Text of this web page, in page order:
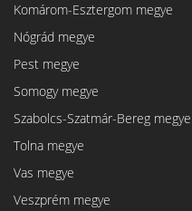
Komárom-Esztergom megye
Nógrád megye
Pest megye
Somogy megye
Szabolcs-Szatmár-Bereg megye
Tolna megye
Vas megye
Veszprém megye